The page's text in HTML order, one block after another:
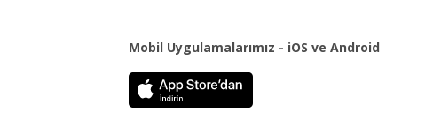
Mobil Uygulamalarımız - iOS ve Android